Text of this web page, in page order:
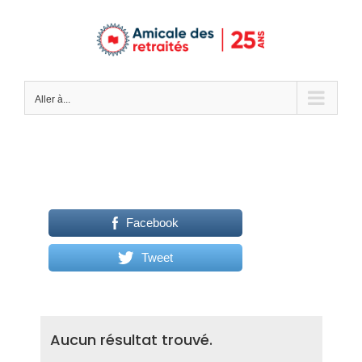
Aller à...
Facebook
Tweet
Aucun résultat trouvé.